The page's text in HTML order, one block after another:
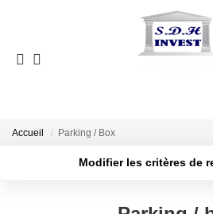
ACCUEIL
Accueil Parking / Box
Modifier les critères de